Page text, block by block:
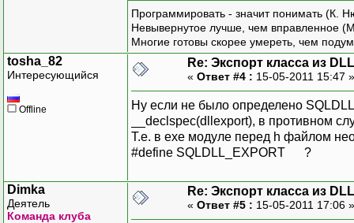
Программировать - значит понимать (К.
Невывернутое лучше, чем вправленное
Многие готовы скорее умереть, чем
tosha_82
Интересующийся
Offline
Re: Экспорт класса из DLL
« Ответ #4 : 15-05-2011 15:47
Ну если не было определено
__declspec(dllexport), в противном
Т.е. в exe модуле перед h файлом
#define SQLDLL_EXPORT ?
Dimka
Деятель
Команда клуба
Re: Экспорт класса из DLL
« Ответ #5 : 15-05-2011 17:06